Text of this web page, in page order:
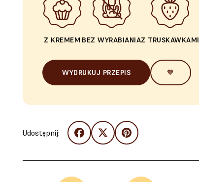
Z KREMEM BEZ WYRABIANIAZ TRUSKAWKAMI
WYDRUKUJ PRZEPIS 🧡
Udostępnij: